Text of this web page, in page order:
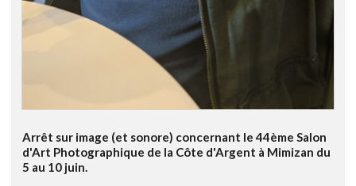
Arrêt sur image (et sonore) concernant le 44ème Salon
d'Art Photographique de la Côte d'Argent à Mimizan du
5 au 10 juin.